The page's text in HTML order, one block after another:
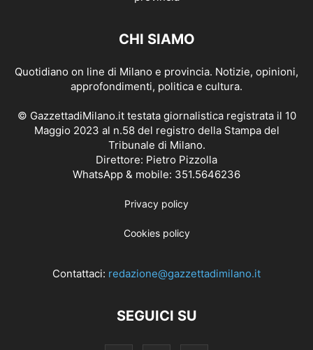
CHI SIAMO
Quotidiano on line di Milano e provincia. Notizie, opinioni,
approfondimenti, politica e cultura.
© GazzettadiMilano.it testata giornalistica registrata il 10
Maggio 2023 al n.58 del registro della Stampa del
Tribunale di Milano.
Direttore: Pietro Pizzolla
WhatsApp & mobile: 351.5646236
Privacy policy
Cookies policy
Contattaci: redazione@gazzettadimilano.it
SEGUICI SU